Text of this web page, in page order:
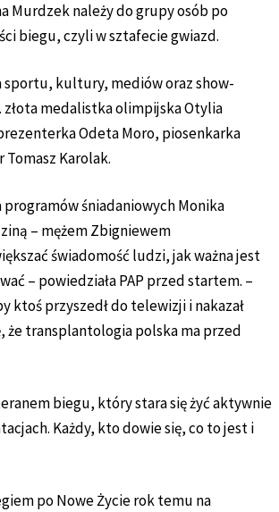
Murdzek należy do grupy osób po
biegu, czyli w sztafecie gwiazd.
sportu, kultury, mediów oraz show-
medalistka olimpijska Otylia
Odeta Moro, piosenkarka
Karolak.
śniadaniowych Monika
– mężem Zbigniewem
świadomość ludzi, jak ważna jest
– powiedziała PAP przed startem. –
ktoś przyszedł do telewizji i nakazał
że transplantologia polska ma przed
biegu, który stara się żyć aktywnie
Każdy, kto dowie się, co to jest i
po Nowe Życie rok temu na